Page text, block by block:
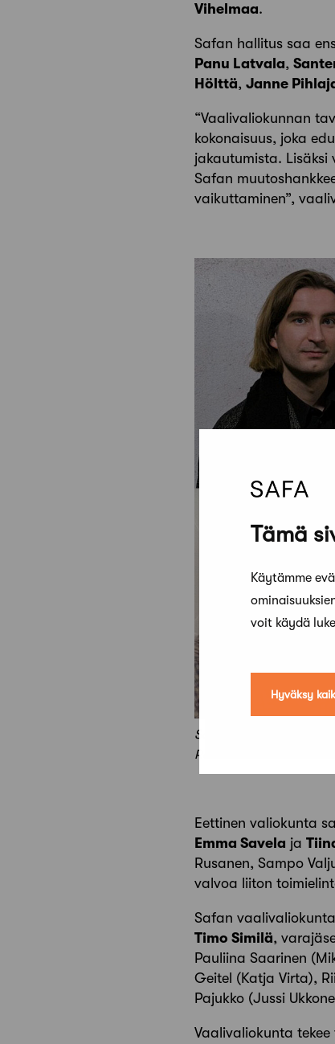
Tämä
Käytämme
voit käydä
Hyväksy
Vihelmaa.
Safan hallitus saa
Panu Latvala,
Hölttä, Janne
“Vaalivaliokunnan
kokonaisuus, joka
jakautumista.
Safan
vaikuttaminen”,
Safan hallituksen uudet
Raitio.
Eettinen valiokunta
Emma Savela ja
Rusanen, Sampo
valvoa liiton
Safan
Timo Similä,
Pauliina Saarinen
Geitel (Katja Virta),
Pajukko (Jussi
Vaalivaliokunta